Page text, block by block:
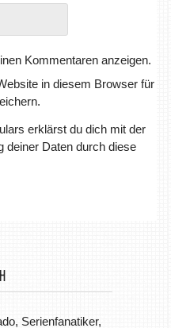
Kommentaren anzeigen.
in diesem Browser für
erklärst du dich mit der
deiner Daten durch diese
Serienfanatiker,